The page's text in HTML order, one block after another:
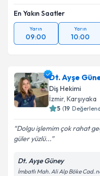
En Yakın Saatler
Yarın
09:00
Yarın
10:00
Dt. Ayşe
Diş Hekimi
İzmir, Karşıyaka
5 (19
Dolgu işlemim çok rahat
güler yüzlü...
Dt. Ayşe Güney
İmbatlı Mah. Ali Alp Böke Cad.